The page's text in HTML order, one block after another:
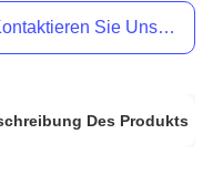
Sie Uns Jetzt
Des Produkts